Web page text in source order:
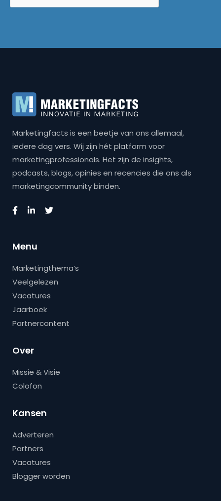
Marketingfacts is een beetje van ons allemaal,
iedere dag vers. Wij zijn hét platform voor
marketingprofessionals. Het zijn de insights,
podcasts, blogs, opinies en recencies die ons als
marketingcommunity binden.
Menu
Marketingthema’s
Veelgelezen
Vacatures
Jaarboek
Partnercontent
Over
Missie & Visie
Colofon
Kansen
Adverteren
Partners
Vacatures
Blogger worden